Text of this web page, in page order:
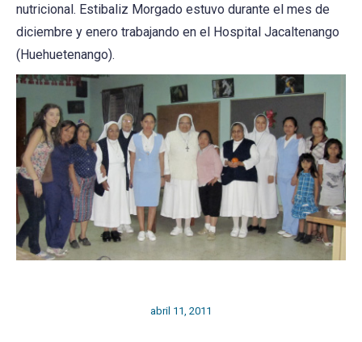
nutricional. Estibaliz Morgado estuvo durante el mes de
diciembre y enero trabajando en el Hospital Jacaltenango
(Huehuetenango).
abril 11, 2011